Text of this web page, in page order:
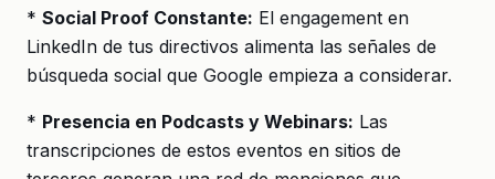
* Social Proof Constante: El engagement en
LinkedIn de tus directivos alimenta las señales de
búsqueda social que Google empieza a considerar.
* Presencia en Podcasts y Webinars: Las
transcripciones de estos eventos en sitios de